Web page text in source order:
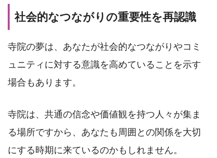
社会的なつながりの重要性を再認識
寺院の夢は、あなたが社会的なつながりやコミ
ュニティに対する意識を高めていることを示す
場合もあります。
寺院は、共通の信念や価値観を持つ人々が集ま
る場所ですから、あなたも周囲との関係を大切
にする時期に来ているのかもしれません。